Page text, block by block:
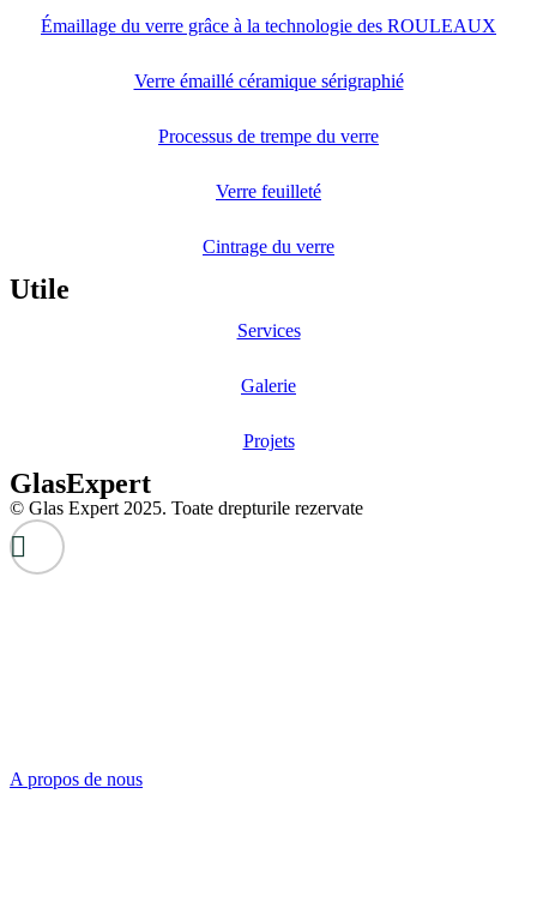
Émaillage du verre grâce à la technologie des ROULEAUX
Verre émaillé céramique sérigraphié
Processus de trempe du verre
Verre feuilleté
Cintrage du verre
Utile
Services
Galerie
Projets
GlasExpert
© Glas Expert 2025. Toate drepturile rezervate
A propos de nous